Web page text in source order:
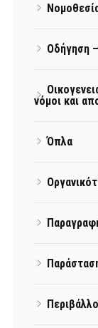
Οδήγηση
νόμοι και
Όπλα